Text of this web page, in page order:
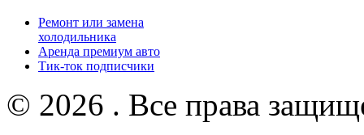
Ремонт или замена
холодильника
Аренда премиум авто
Тик-ток подписчики
© 2026 . Все права